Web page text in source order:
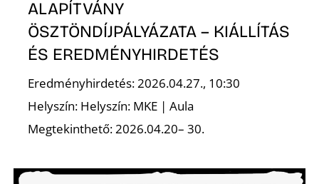
ALAPÍTVÁNY
ÖSZTÖNDÍJPÁLYÁZATA – KIÁLLÍTÁS
ÉS EREDMÉNYHIRDETÉS
Eredményhirdetés: 2026.04.27., 10:30
Helyszín: Helyszín: MKE | Aula
Megtekinthető: 2026.04.20– 30.